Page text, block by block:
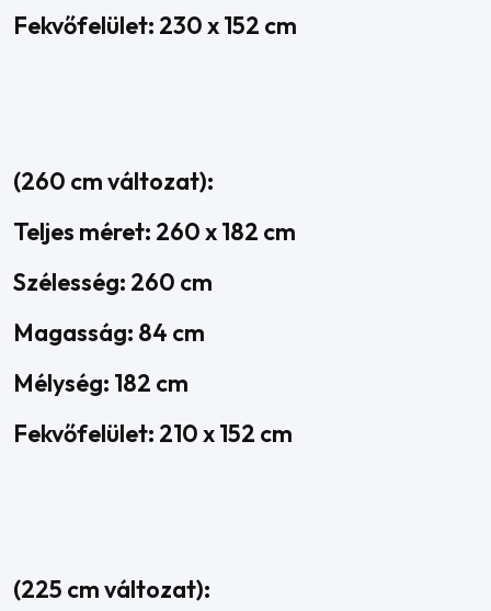
Fekvőfelület: 230 x 152 cm
(260 cm változat):
Teljes méret: 260 x 182 cm
Szélesség: 260 cm
Magasság: 84 cm
Mélység: 182 cm
Fekvőfelület: 210 x 152 cm
(225 cm változat):